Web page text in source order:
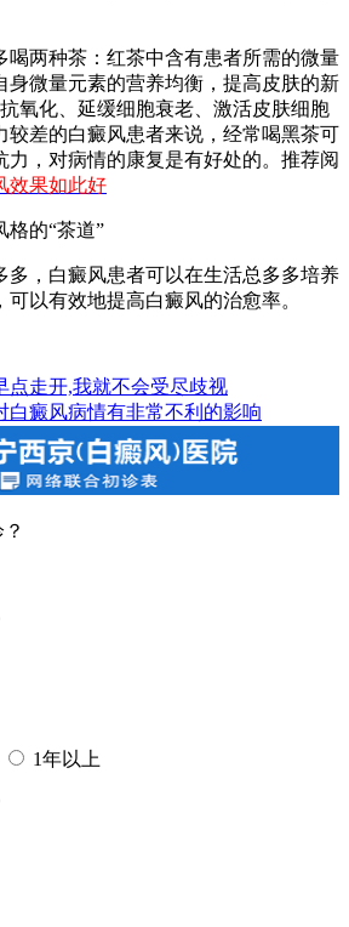
两种茶：红茶中含有患者所需的微量
身微量元素的营养均衡，提高皮肤的新
氧化、延缓细胞衰老、激活皮肤细胞
较差的白癜风患者来说，经常喝黑茶可
力，对病情的康复是有好处的。推荐阅
效果如此好
的“茶道”
，白癜风患者可以在生活总多多培养
以有效地提高白癜风的治愈率。
点走开,我就不会受尽歧视
白癜风病情有非常不利的影响
1年以上